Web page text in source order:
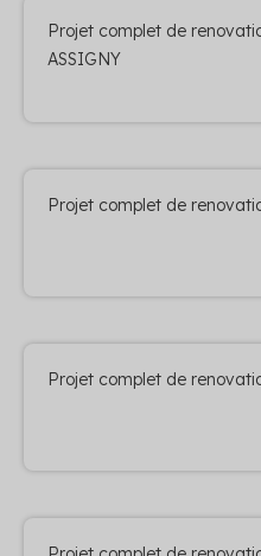
Projet complet de
ASSIGNY
Projet complet de
Projet complet de